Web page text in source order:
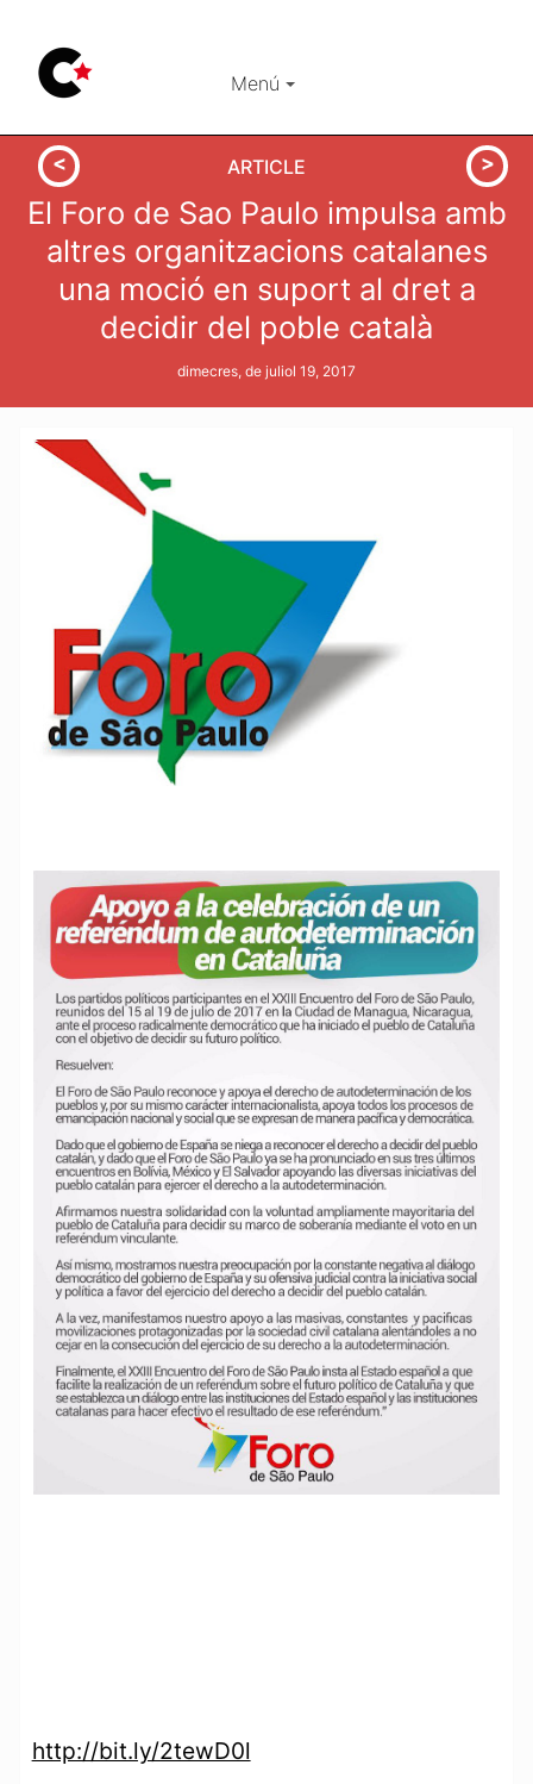
Menú
ARTICLE
El Foro de Sao Paulo impulsa amb
altres organitzacions catalanes
una moció en suport al dret a
decidir del poble català
dimecres, de juliol 19, 2017
http://bit.ly/2tewD0l